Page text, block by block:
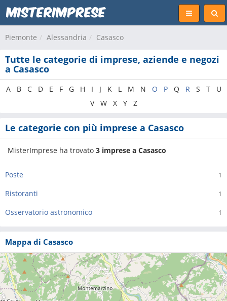
Piemonte Alessandria Casasco
Tutte le categorie di imprese, aziende e negozi
a Casasco
A B C D E F G H I J K L M N O P Q R S T
U
V
W X Y Z
Le categorie con più imprese a Casasco
MisterImprese ha trovato 3 imprese a Casasco
1
Poste
1
Ristoranti
1
Osservatorio astronomico
Mappa di Casasco